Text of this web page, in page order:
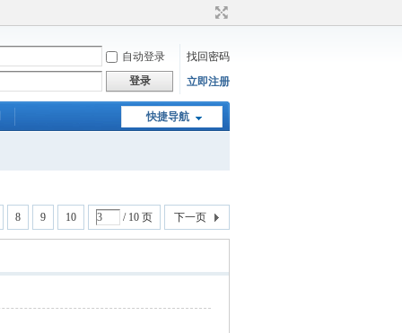
自动登录
找回密码
登录
立即注册
快捷导航
8 9 10 / 10 页 下一页